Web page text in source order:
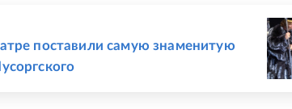
поставили самую знаменитую